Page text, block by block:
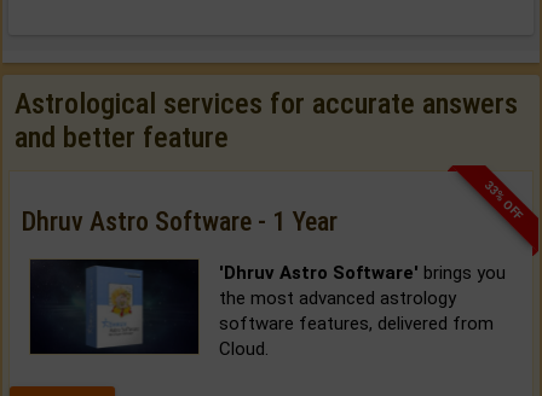
Astrological services for accurate answers
and better feature
33% OFF
Dhruv Astro Software - 1 Year
'Dhruv Astro Software' brings you
the most advanced astrology
software features, delivered from
Cloud.